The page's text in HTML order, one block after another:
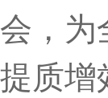
会，为
提质增